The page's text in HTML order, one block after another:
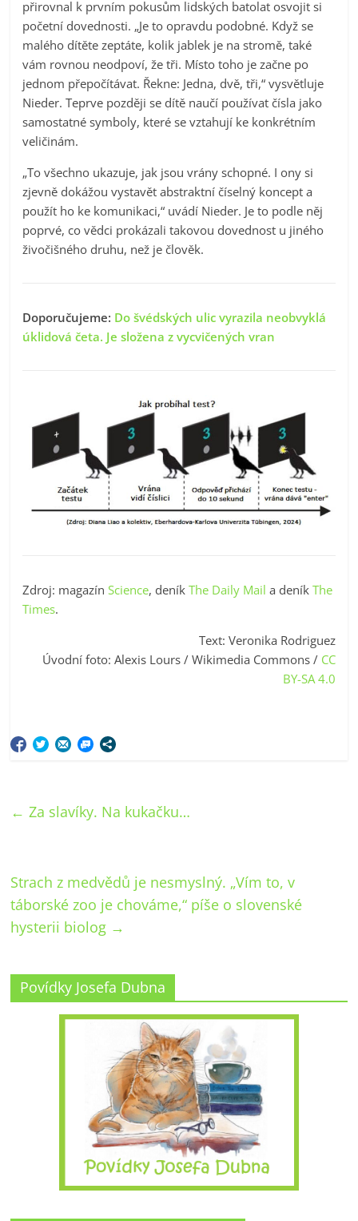
přirovnal k prvním pokusům lidských batolat osvojit si
početní dovednosti. „Je to opravdu podobné. Když se
malého dítěte zeptáte, kolik jablek je na stromě, také
vám rovnou neodpoví, že tři. Místo toho je začne po
jednom přepočítávat. Řekne: Jedna, dvě, tři,“ vysvětluje
Nieder. Teprve později se dítě naučí používat čísla jako
samostatné symboly, které se vztahují ke konkrétním
veličinám.
„To všechno ukazuje, jak jsou vrány schopné. I ony si
zjevně dokážou vystavět abstraktní číselný koncept a
použít ho ke komunikaci,“ uvádí Nieder. Je to podle něj
poprvé, co vědci prokázali takovou dovednost u jiného
živočišného druhu, než je člověk.
Doporučujeme: Do švédských ulic vyrazila neobvyklá
úklidová četa. Je složena z vycvičených vran
Zdroj: magazínScience, deník The Daily Mail a deníkThe
Times.
Text: Veronika Rodriguez
Úvodní foto: Alexis Lours / Wikimedia Commons / CC
BY-SA 4.0
← Za slavíky. Na kukačku…
Strach z medvědů je nesmyslný. „Vím to, v
táborské zoo je chováme,“ píše o slovenské
hysterii biolog →
Povídky Josefa Dubna